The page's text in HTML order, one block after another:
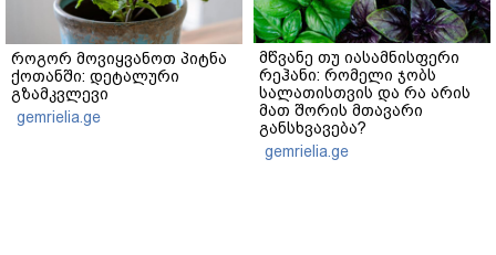
როგორ მოვიყვანოთ პიტნა
ქოთანში: დეტალური
გზამკვლევი
gemrielia.ge
მწვანე თუ იასამნისფერი
რეჰანი: რომელი ჯობს
სალათისთვის და რა არის
მათ შორის მთავარი
განსხვავება?
gemrielia.ge